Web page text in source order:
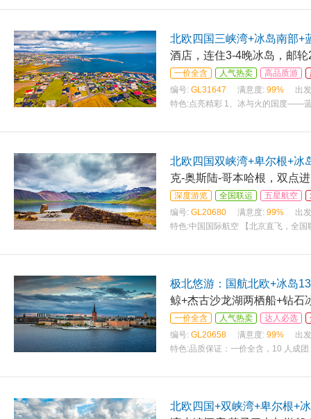
北欧四国三峡湾+冰岛南部+
酒店，连住3-4晚冰岛，邮
一价全含 人气热卖 高品质游
编号: GL31647 满意度: 99%
出
特色:点亮精彩 1、冰与火的国度——
北欧四国双峡湾+卑尔根+冰
克-奥斯陆-哥本哈根，双点
深度游览 全国联运 五星航空
编号: GL20680 满意度: 99%
出
特色:中国国际航空 【北京直飞，全
极北悠游：国航北欧+冰岛
鲸+杰古沙龙湖两栖船+钻石
一价全含 人气热卖 达人必选
编号: GL20658 满意度: 99%
出
特色:品质保证：一价全含，10 人成
北欧四国+双峡湾+卑尔根+